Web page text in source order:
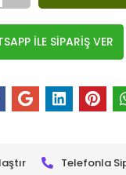
İLE SİPARİŞ VER
Telefonla